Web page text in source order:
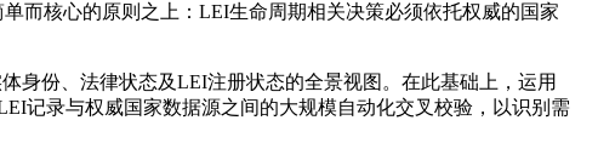
而核心的原则之上：LEI生命周期相关决策必须依托权威的国家
身份、法律状态及LEI注册状态的全景视图。在此基础上，运用
记录与权威国家数据源之间的大规模自动化交叉校验，以识别需